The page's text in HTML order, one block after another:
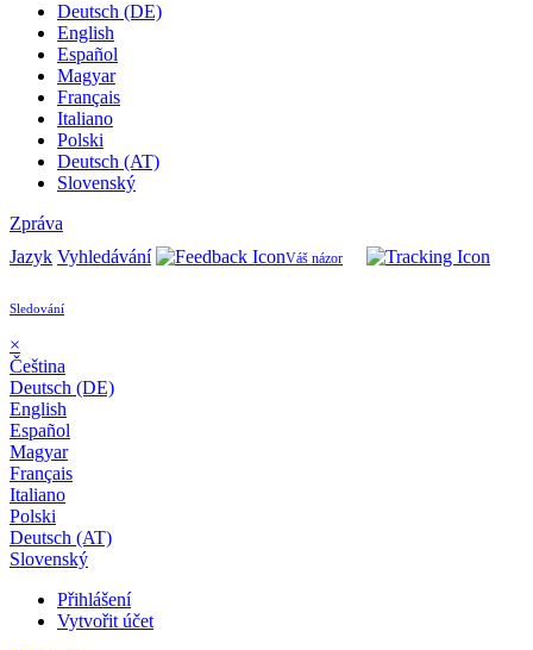
Deutsch (DE)
English
Español
Magyar
Français
Italiano
Polski
Deutsch (AT)
Slovenský
Zpráva
Jazyk Vyhledávání Váš názor
Sledování
×
Čeština
Deutsch (DE)
English
Español
Magyar
Français
Italiano
Polski
Deutsch (AT)
Slovenský
Přihlášení
Vytvořit účet